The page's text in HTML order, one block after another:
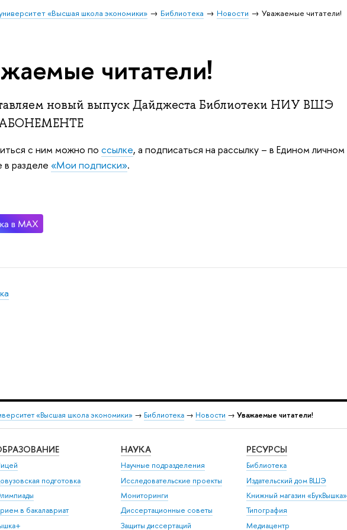
«Высшая школа экономики» Библиотека Новости Уважаемые читатели!
читатели!
новый выпуск Дайджеста Библиотеки НИУ ВШЭ
с ним можно поссылке, а подписаться на рассылку – в Едином личном
в разделе «Мои подписки».
«Высшая школа экономики» → Библиотека → Новости → Уважаемые читатели!
подготовка
в бакалавриат
НАУКА
Научные подразделения
Исследовательские проекты
Мониторинги
Диссертационные советы
Защиты диссертаций
РЕСУРСЫ
Библиотека
Издательский дом ВШЭ
Книжный магазин «БукВышка»
Типография
Медиацентр